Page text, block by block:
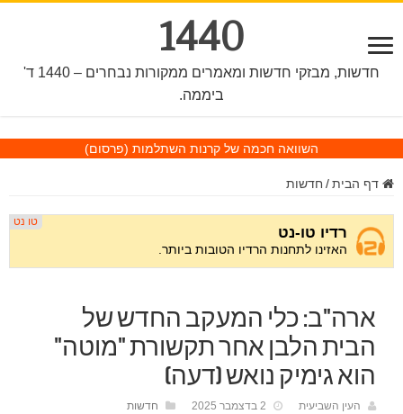
1440
חדשות, מבזקי חדשות ומאמרים ממקורות נבחרים – 1440 ד'
ביממה.
השוואה חכמה של קרנות השתלמות (פרסום)
דף הבית / חדשות
ארה"ב: כלי המעקב החדש של
הבית הלבן אחר תקשורת "מוטה"
הוא גימיק נואש (דעה)
העין השביעית 2 בדצמבר 2025 חדשות